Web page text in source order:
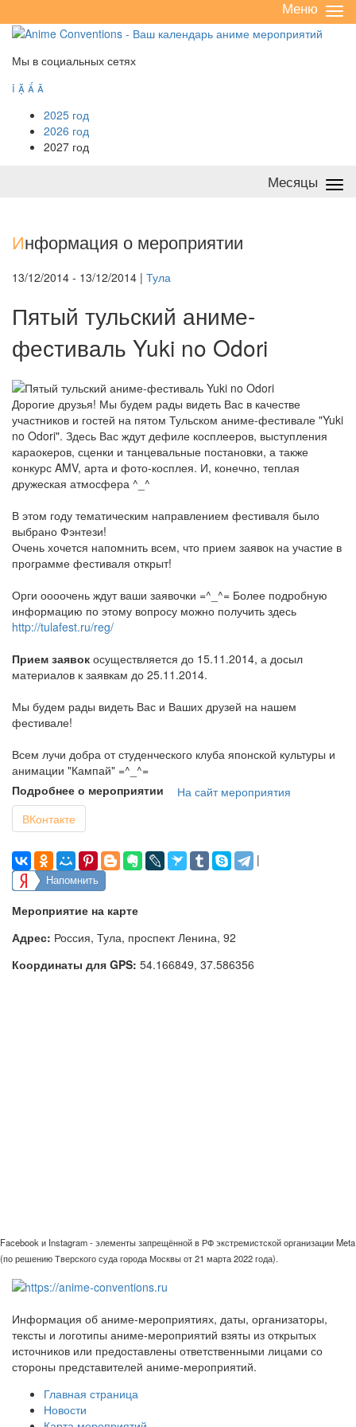
/
Меню
Мы в социальных сетях
   
2025 год
2026 год
2027 год
Месяцы
Информация о мероприятии
13/12/2014 - 13/12/2014 | Тула
Пятый тульский аниме-
фестиваль Yuki no Odori
Дорогие друзья! Мы будем рады видеть Вас в качестве
участников и гостей на пятом Тульском аниме-фестивале "Yuki
no Odori". Здесь Вас ждут дефиле косплееров, выступления
караокеров, сценки и танцевальные постановки, а также
конкурс AMV, арта и фото-косплея. И, конечно, теплая
дружеская атмосфера ^_^
В этом году тематическим направлением фестиваля было
выбрано Фэнтези!
Очень хочется напомнить всем, что прием заявок на участие в
программе фестиваля открыт!
Орги оооочень ждут ваши заявочки =^_^= Более подробную
информацию по этому вопросу можно получить здесь
http://tulafest.ru/reg/
Прием заявок осуществляется до 15.11.2014, а досыл
материалов к заявкам до 25.11.2014.
Мы будем рады видеть Вас и Ваших друзей на нашем
фестивале!
Всем лучи добра от студенческого клуба японской культуры и
анимации "Кампай" =^_^=
Подробнее о мероприятии
На сайт мероприятия
ВКонтакте
|
Напомнить
Мероприятие на карте
Адрес: Россия, Тула, проспект Ленина, 92
Координаты для GPS: 54.166849, 37.586356
Facebook и Instagram - элементы запрещённой в РФ экстремистской организации Meta
(по решению Тверского суда города Москвы от 21 марта 2022 года).
Информация об аниме-мероприятиях, даты, организаторы,
тексты и логотипы аниме-мероприятий взяты из открытых
источников или предоставлены ответственными лицами со
стороны представителей аниме-мероприятий.
Главная страница
Новости